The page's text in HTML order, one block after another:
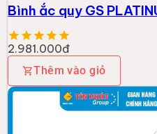
Bình ắc quy GS
2.981.000đ
Thêm vào giỏ